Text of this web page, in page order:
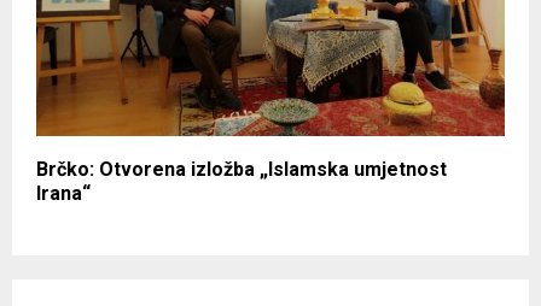
Brčko: Otvorena izložba „Islamska umjetnost
Irana“